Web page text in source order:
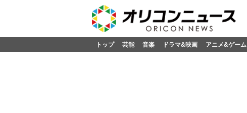
トップ 芸能 音楽 ドラマ&映画 アニメ&ゲーム